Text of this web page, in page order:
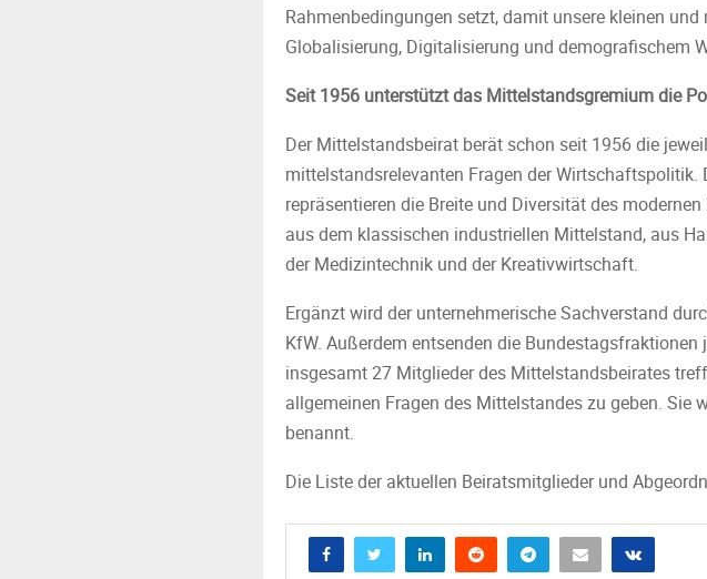
Rahmenbedingungen setzt, damit unsere kleinen
Globalisierung, Digitalisierung und demografischem
Seit 1956 unterstützt das Mittelstandsgremium die
Der Mittelstandsbeirat berät schon seit 1956 die
mittelstandsrelevanten Fragen der
repräsentieren die Breite und Diversität des
aus dem klassischen industriellen Mittelstand, aus
der Medizintechnik und der Kreativwirtschaft.
Ergänzt wird der unternehmerische Sachverstand
KfW. Außerdem entsenden die
insgesamt 27 Mitglieder des Mittelstandsbeirates
allgemeinen Fragen des Mittelstandes zu geben. Sie
benannt.
Die Liste der aktuellen Beiratsmitglieder und